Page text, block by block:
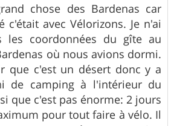
chose des Bardenas car
c'était avec Vélorizons. Je n'ai
les coordonnées du gîte au
où nous avions dormi.
que c'est un désert donc y a
de camping à l'intérieur du
que c'est pas énorme: 2 jours
pour tout faire à vélo. Il